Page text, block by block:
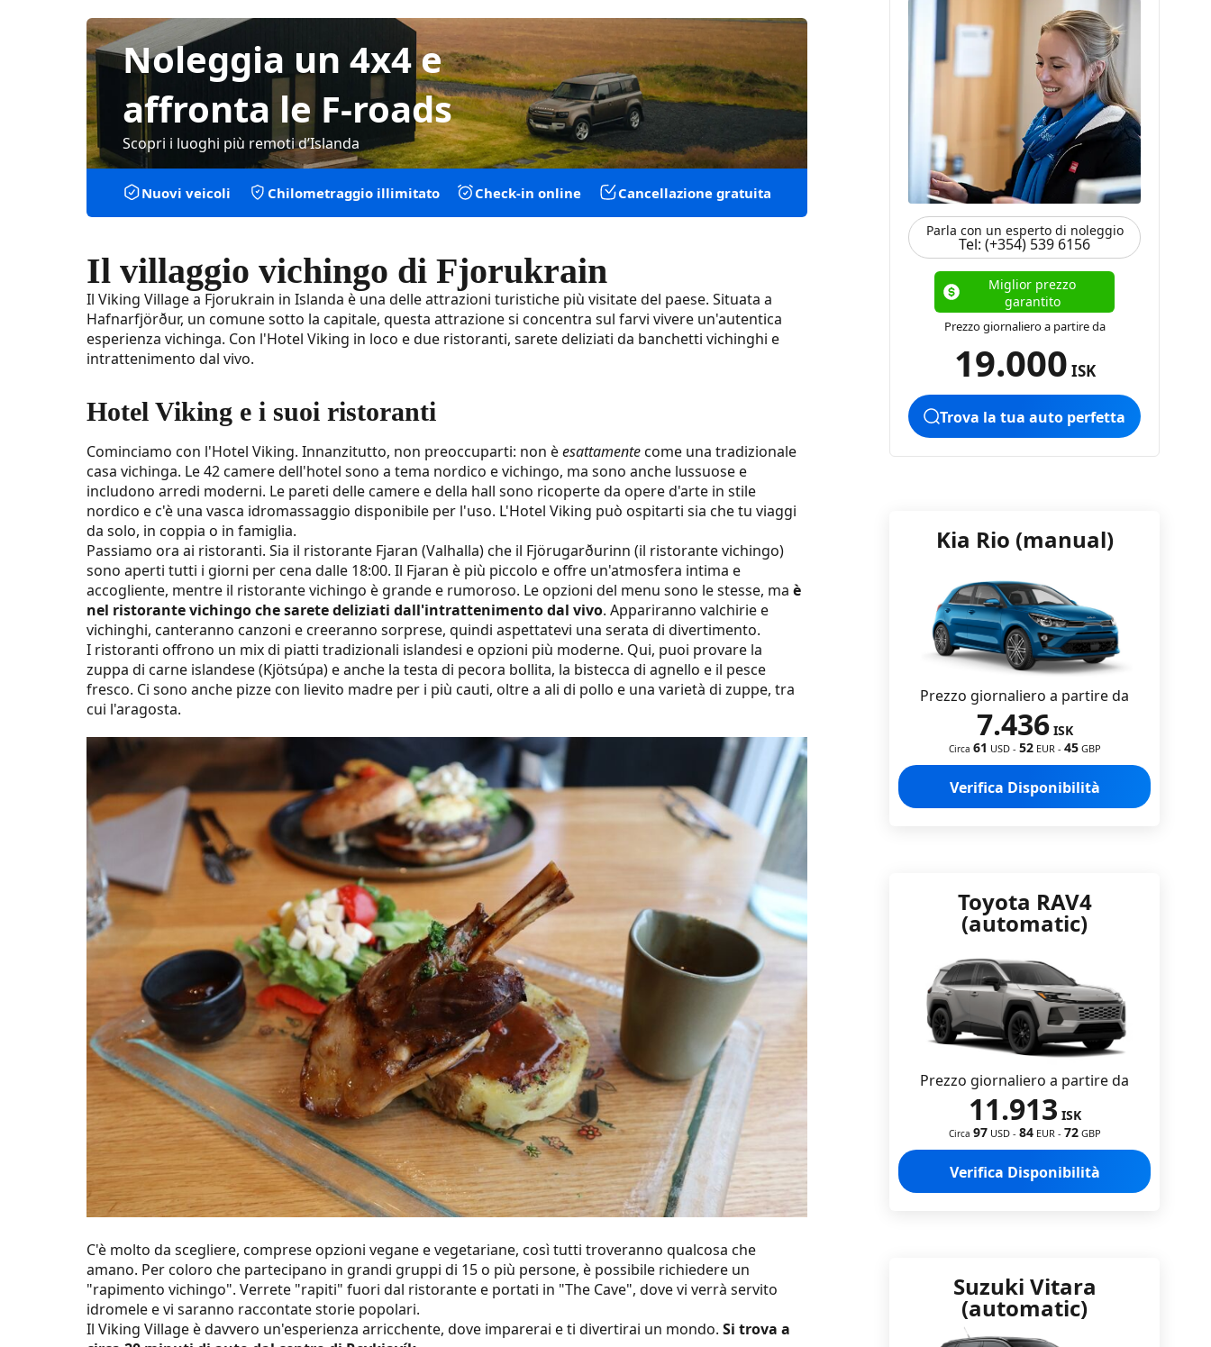
Noleggia un 4x4 e
affronta le F-roads
Scopri i luoghi più remoti d’Islanda
Nuovi veicoli Chilometraggio illimitato Check-in online Cancellazione gratuita
Il villaggio vichingo di Fjorukrain
Il Viking Village a Fjorukrain in Islanda è una delle attrazioni turistiche più visitate del paese. Situata a
Hafnarfjörður, un comune sotto la capitale, questa attrazione si concentra sul farvi vivere un'autentica
esperienza vichinga. Con l'Hotel Viking in loco e due ristoranti, sarete deliziati da banchetti vichinghi e
intrattenimento dal vivo.
Hotel Viking e i suoi ristoranti
Cominciamo con l'Hotel Viking. Innanzitutto, non preoccuparti: non èesattamentecome una tradizionale
casa vichinga. Le 42 camere dell'hotel sono a tema nordico e vichingo, ma sono anche lussuose e
includono arredi moderni. Le pareti delle camere e della hall sono ricoperte da opere d'arte in stile
nordico e c'è una vasca idromassaggio disponibile per l'uso. L'Hotel Viking può ospitarti sia che tu viaggi
da solo, in coppia o in famiglia.
Passiamo ora ai ristoranti. Sia il ristorante Fjaran (Valhalla) che il Fjörugarðurinn (il ristorante vichingo)
sono aperti tutti i giorni per cena dalle 18:00. Il Fjaran è più piccolo e offre un'atmosfera intima e
accogliente, mentre il ristorante vichingo è grande e rumoroso. Le opzioni del menu sono le stesse, ma è
nel ristorante vichingo che sarete deliziati dall'intrattenimento dal vivo. Appariranno valchirie e
vichinghi, canteranno canzoni e creeranno sorprese, quindi aspettatevi una serata di divertimento.
I ristoranti offrono un mix di piatti tradizionali islandesi e opzioni più moderne. Qui, puoi provare la
zuppa di carne islandese (Kjötsúpa) e anche la testa di pecora bollita, la bistecca di agnello e il pesce
fresco. Ci sono anche pizze con lievito madre per i più cauti, oltre a ali di pollo e una varietà di zuppe, tra
cui l'aragosta.
C'è molto da scegliere, comprese opzioni vegane e vegetariane, così tutti troveranno qualcosa che
amano. Per coloro che partecipano in grandi gruppi di 15 o più persone, è possibile richiedere un
"rapimento vichingo". Verrete "rapiti" fuori dal ristorante e portati in "The Cave", dove vi verrà servito
idromele e vi saranno raccontate storie popolari.
Il Viking Village è davvero un'esperienza arricchente, dove imparerai e ti divertirai un mondo. Si trova a
Parla con un esperto di noleggio
Tel: (+354) 539 6156
Miglior prezzo
garantito
Prezzo giornaliero a partire da
19.000 ISK
Trova la tua auto perfetta
Kia Rio (manual)
Prezzo giornaliero a partire da
7.436ISK
Circa 61 USD - 52EUR - 45GBP
Verifica Disponibilità
Toyota RAV4
(automatic)
Prezzo giornaliero a partire da
11.913 ISK
Circa 97USD - 84EUR - 72GBP
Verifica Disponibilità
Suzuki Vitara
(automatic)